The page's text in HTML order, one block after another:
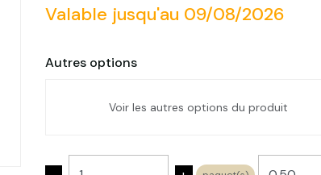
Valable jusqu'au 09/08/2026
Autres options
Voir les autres options du produit
Panneau isolant liège expansé ACERMI
bois Ep. 50Mm, 50X100cm R : 1,25